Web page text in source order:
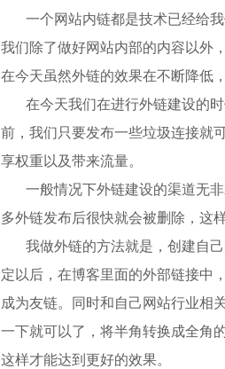
一个网站内链都是技术已经给
我们除了做好网站内部的内容以外
在今天虽然外链的效果在不断降低
在今天我们在进行外链建设的
前，我们只要发布一些垃圾连接就
享权重以及带来流量。
一般情况下外链建设的渠道无
多外链发布后很快就会被删除，这
我做外链的方法就是，创建自
定以后，在博客里面的外部链接中
成为友链。同时和自己网站行业相
一下就可以了，将半角转换成全角
这样才能达到更好的效果。